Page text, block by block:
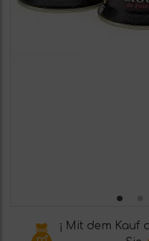
¡ Mit dem Kauf